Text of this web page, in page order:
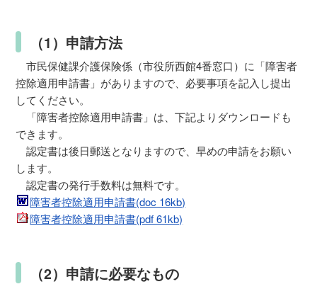
（1）申請方法
市民保健課介護保険係（市役所西館4番窓口）に「障害者
控除適用申請書」がありますので、必要事項を記入し提出
してください。
「障害者控除適用申請書」は、下記よりダウンロードも
できます。
認定書は後日郵送となりますので、早めの申請をお願い
します。
認定書の発行手数料は無料です。
障害者控除適用申請書(doc 16kb)
障害者控除適用申請書(pdf 61kb)
（2）申請に必要なもの